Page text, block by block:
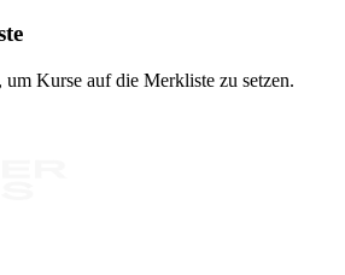
Kurse auf die Merkliste zu setzen.